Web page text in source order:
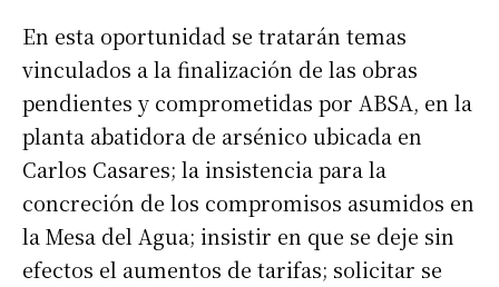
En esta oportunidad se tratarán temas
vinculados a la finalización de las obras
pendientes y comprometidas por ABSA, en la
planta abatidora de arsénico ubicada en
Carlos Casares; la insistencia para la
concreción de los compromisos asumidos en
la Mesa del Agua; insistir en que se deje sin
efectos el aumentos de tarifas; solicitar se